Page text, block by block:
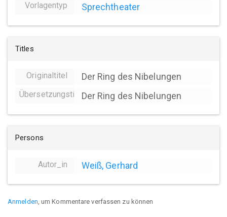
Vorlagentyp Sprechtheater
Titles
Originaltitel Der Ring des Nibelungen
ÜbersetzungstitelDer Ring des Nibelungen
Persons
Autor_in Weiß, Gerhard
Anmelden, um Kommentare verfassen zu können